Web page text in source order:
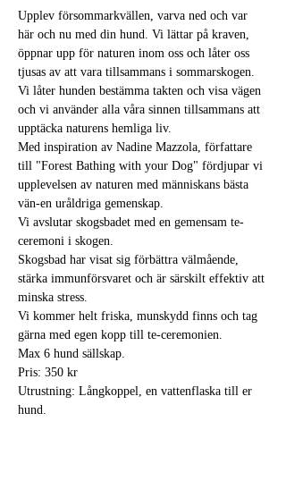
Upplev försommarkvällen, varva ned och var
här och nu med din hund. Vi lättar på kraven,
öppnar upp för naturen inom oss och låter oss
tjusas av att vara tillsammans i sommarskogen.
Vi låter hunden bestämma takten och visa vägen
och vi använder alla våra sinnen tillsammans att
upptäcka naturens hemliga liv.
Med inspiration av Nadine Mazzola, författare
till "Forest Bathing with your Dog" fördjupar vi
upplevelsen av naturen med människans bästa
vän-en uråldriga gemenskap.
Vi avslutar skogsbadet med en gemensam te-
ceremoni i skogen.
Skogsbad har visat sig förbättra välmående,
stärka immunförsvaret och är särskilt effektiv att
minska stress.
Vi kommer helt friska, munskydd finns och tag
gärna med egen kopp till te-ceremonien.
Max 6 hund sällskap.
Pris: 350 kr
Utrustning: Långkoppel, en vattenflaska till er
hund.